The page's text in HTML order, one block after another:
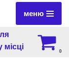
меню
0